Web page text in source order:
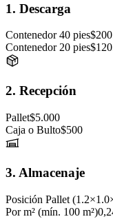
1. Descarga
Contenedor 40 pies
Contenedor 20 pies
2. Recepción
Pallet$5.000
Caja o Bulto$500
3. Almacenaje
Posición Pallet
Por m² (mín. 100 m²)